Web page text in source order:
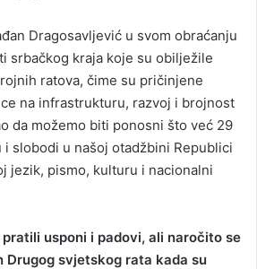
Dragosavljević u svom obraćanju
srbačkog kraja koje su obilježile
ratova, čime su pričinjene
na infrastrukturu, razvoj i brojnost
da možemo biti ponosni što već 29
slobodi u našoj otadžbini Republici
jezik, pismo, kulturu i nacionalni
pratili usponi i padovi, ali naročito se
Drugog svjetskog rata kada su